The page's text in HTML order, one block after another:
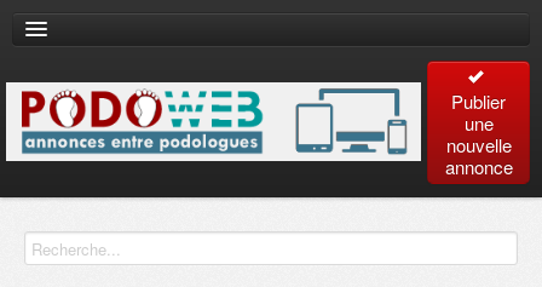
Publier
une
nouvelle
annonce